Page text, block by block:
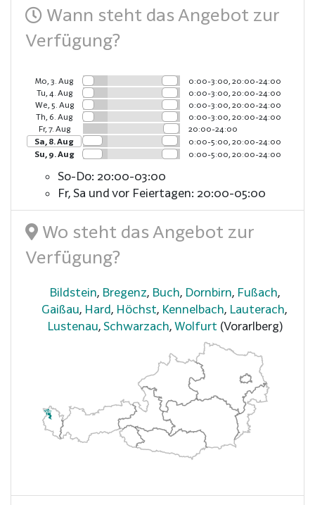
Wann steht das Angebot zur
Verfügung?
Mo, 3. Aug
0:00-3:00, 20:00-24:00
Tu, 4. Aug
0:00-3:00, 20:00-24:00
We, 5. Aug
0:00-3:00, 20:00-24:00
Th, 6. Aug
0:00-3:00, 20:00-24:00
Fr, 7. Aug
20:00-24:00
Sa, 8. Aug
0:00-5:00, 20:00-24:00
Su, 9. Aug
0:00-5:00, 20:00-24:00
So-Do: 20:00-03:00
Fr, Sa und vor Feiertagen: 20:00-05:00
Wo steht das Angebot zur
Verfügung?
Bildstein, Bregenz, Buch, Dornbirn, Fußach,
Gaißau, Hard, Höchst, Kennelbach, Lauterach,
Lustenau, Schwarzach, Wolfurt (Vorarlberg)